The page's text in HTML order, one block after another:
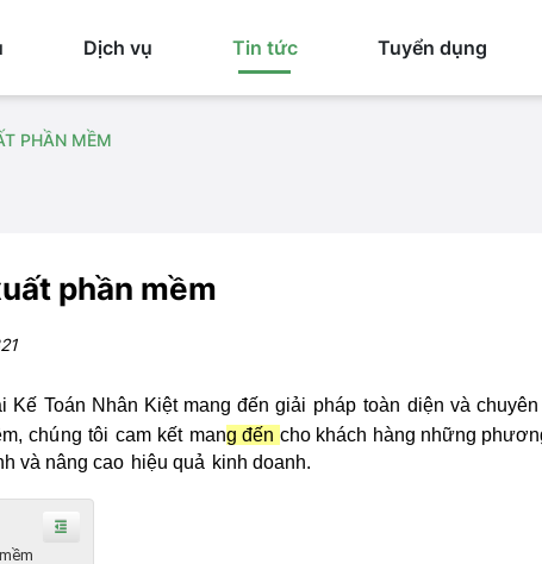
Dịch vụ Tin tức Tuyển dụng
PHẦN MỀM
phần mềm
Kế Toán Nhân Kiệt mang đến giải pháp toàn diện và
chúng tôi cam kết mang đến cho khách hàng những
và nâng cao hiệu quả kinh doanh.